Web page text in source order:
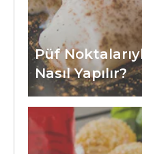
Püf
Nasıl Yapılır?